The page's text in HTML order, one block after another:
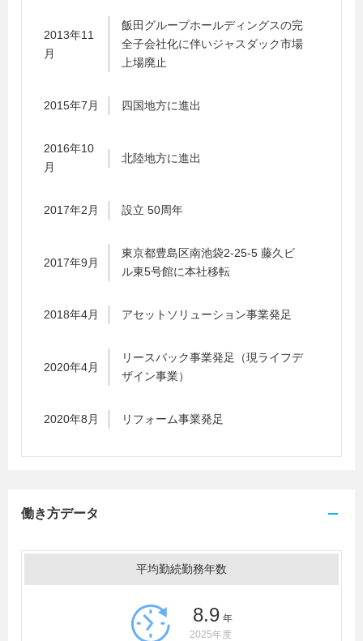
2013年11
月
飯田グループホールディングスの完
全子会社化に伴いジャスダック市場
上場廃止
2015年7月 四国地方に進出
2016年10
月
北陸地方に進出
2017年2月 設立 50周年
2017年9月
東京都豊島区南池袋2-25-5 藤久ビ
ル東5号館に本社移転
2018年4月 アセットソリューション事業発足
2020年4月
リースバック事業発足（現ライフデ
ザイン事業）
2020年8月 リフォーム事業発足
働き方データ
平均勤続勤務年数
8.9 年
2025年度